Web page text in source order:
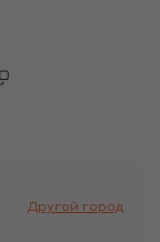
Другой город